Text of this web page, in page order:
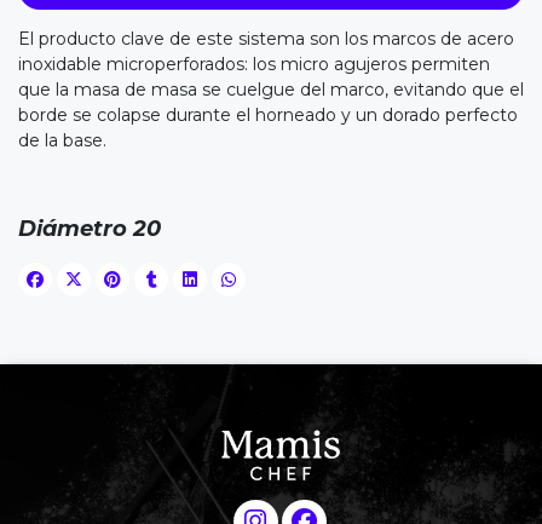
El producto clave de este sistema son los marcos de acero
inoxidable microperforados: los micro agujeros permiten
que la masa de masa se cuelgue del marco, evitando que el
borde se colapse durante el horneado y un dorado perfecto
de la base.
Diámetro 20